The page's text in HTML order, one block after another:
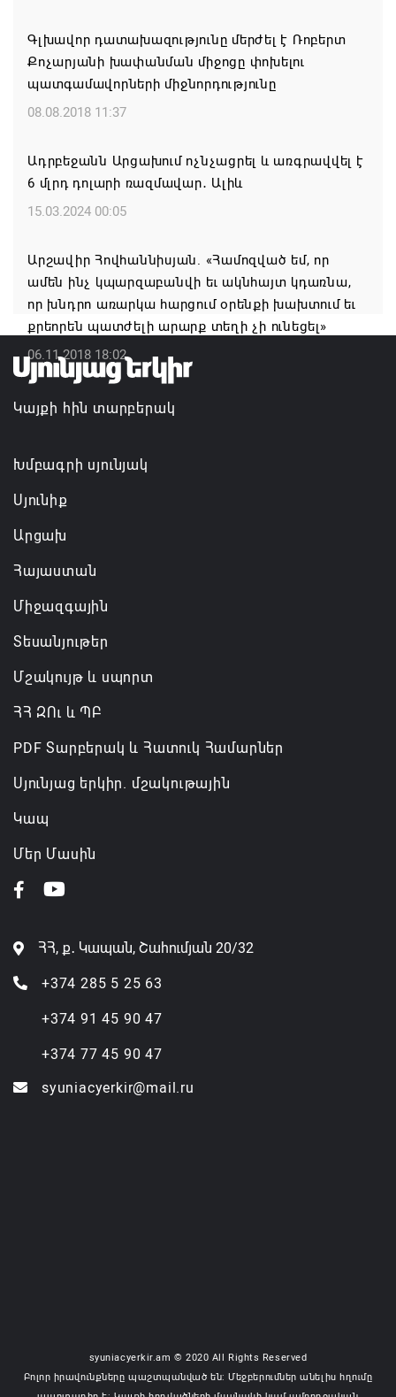
նիստը կանցկացվի դռնփակ
07.08.2026 16:34
ՀՐԱՎԻՐՈՒՄ ԵՆՔ ՄԻԱՍԻՆ ՆՇԵԼՈՒ ՏԱՇՏՈՒՆ
07.08.2026 16:21
Կապան համայնքի ղեկավար Գևորգ Փարսյանի
մեծածավալ աշխատանքներ՝ գյուղական
բնակավայրերում
07.08.2026 16:09
Ռուսաստանի բանակը «Իսկանդերով» հարվածել է
ուկրաինական գնացքին
07.08.2026 14:32
Գլխավոր դատախազությունը մերժել է Ռոբերտ
Քոչարյանի խափանման միջոցը փոխելու
պատգամավորների միջնորդությունը
08.08.2018 11:37
Ադրբեջանն Արցախում ոչնչացրել և առգրավվել է
6 մլրդ դոլարի ռազմավար․ Ալիև
15.03.2024 00:05
Արշավիր Հովհաննիսյան. «Համոզված եմ, որ
ամեն ինչ կպարզաբանվի եւ ակնհայտ կդառնա,
որ խնդրո առարկա հարցում օրենքի խախտում եւ
քրեորեն պատժելի արարք տեղի չի ունեցել»
06.11.2018 18:02
Կայքի հին տարբերակ
Խմբագրի սյունյակ
Սյունիք
Արցախ
Հայաստան
Միջազգային
Տեսանյութեր
Մշակույթ և սպորտ
ՀՀ ԶՈւ և ՊԲ
PDF Տարբերակ և Հատուկ Համարներ
Սյունյաց երկիր. մշակութային
Կապ
Մեր Մասին
ՀՀ, ք․ Կապան, Շահումյան 20/32
+374 285 5 25 63
+374 91 45 90 47
+374 77 45 90 47
syuniacyerkir@mail.ru
syuniacyerkir.am © 2020 All Rights Reserved
Բոլոր իրավունքները պաշտպանված են: Մեջբերումներ անելիս հղումը